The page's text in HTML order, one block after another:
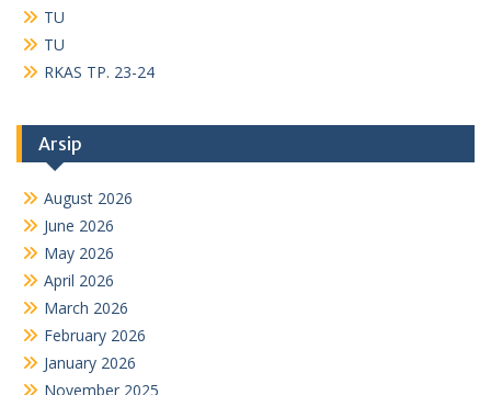
January 2026
November 2025
October 2025
August 2025
July 2025
May 2025
April 2025
January 2025
December 2024
November 2024
October 2024
September 2024
August 2024